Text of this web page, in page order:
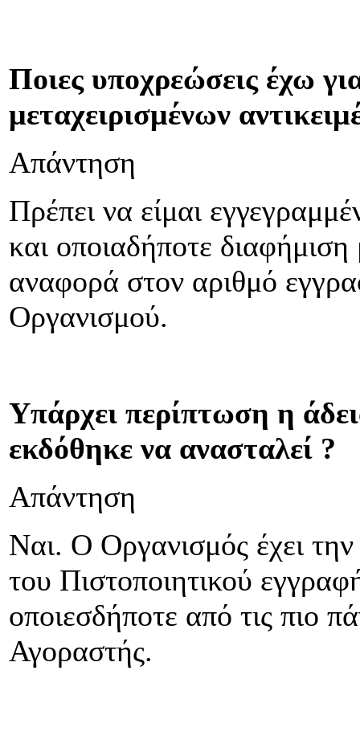
Ποιες υποχρεώσεις έχω
μεταχειρισμένων
Απάντηση
Πρέπει να είμαι
και οποιαδήποτε
αναφορά στον αριθμό
Οργανισμού.
Υπάρχει περίπτωση η
εκδόθηκε να ανασταλεί ?
Απάντηση
Ναι. Ο Οργανισμός έχει την
του Πιστοποιητικού
οποιεσδήποτε από τις πιο
Αγοραστής.